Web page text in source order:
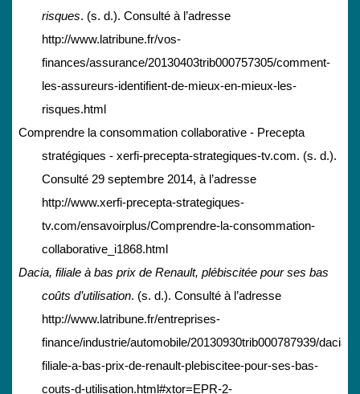
risques. (s. d.). Consulté à l’adresse
http://www.latribune.fr/vos-
finances/assurance/20130403trib000757305/comment-
les-assureurs-identifient-de-mieux-en-mieux-les-
risques.html
Comprendre la consommation collaborative - Precepta
stratégiques - xerfi-precepta-strategiques-tv.com. (s. d.).
Consulté 29 septembre 2014, à l’adresse
http://www.xerfi-precepta-strategiques-
tv.com/ensavoirplus/Comprendre-la-consommation-
collaborative_i1868.html
Dacia, filiale à bas prix de Renault, plébiscitée pour ses bas
coûts d’utilisation. (s. d.). Consulté à l’adresse
http://www.latribune.fr/entreprises-
finance/industrie/automobile/20130930trib000787939/dacia-
filiale-a-bas-prix-de-renault-plebiscitee-pour-ses-bas-
couts-d-utilisation.html#xtor=EPR-2-